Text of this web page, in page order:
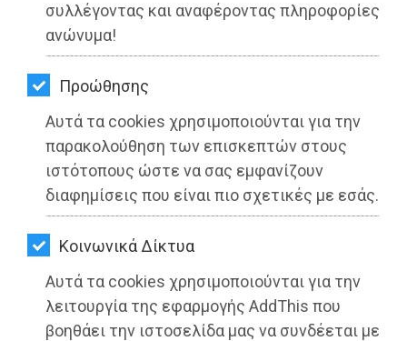
συλλέγοντας και αναφέροντας πληροφορίες
ανώνυμα!
Προώθησης
Αυτά τα cookies χρησιμοποιούνται για την
παρακολούθηση των επισκεπτών στους
ιστότοπους ώστε να σας εμφανίζουν
διαφημίσεις που είναι πιο σχετικές με εσάς.
Kοινωνικά Δίκτυα
Αυτά τα cookies χρησιμοποιούνται για την
λειτουργία της εφαρμογής AddThis που
βοηθάει την ιστοσελίδα μας να συνδέεται με
ΠΕΡΙΒΑΛΛΟΝ
ΚΑΤΟΙΚΙΔΙΟ
ΑΓΓΕΛΙΕΣ
ΕΦΗΜΕΡΙΔΕΣ
OΔΗΓΟΣ
ΑΓΟΡΑΣ
ΨΙΘΥΡΟΙ
ΑΠΟΣΤΟΛΗ
ΑΡΘΡΩΝ
ΔΗΜΟΣ ΡΑΦΗΝΑΣ-ΠΙΚΕΡΜΙΟΥ:
Αποκαθίσταται η λειτουργία της
Δημοτικής Συγκοινωνίας από αύριο
Πέμπτη 27 Ιανουαρίου
Διαβάστηκε 3670 φορές
26-01-2022
Από τo Dimotisnews